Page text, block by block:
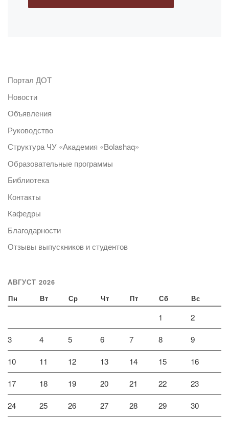
Портал ДОТ
Новости
Объявления
Руководство
Структура ЧУ «Академия «Bolashaq»
Образовательные программы
Библиотека
Контакты
Кафедры
Благодарности
Отзывы выпускников и студентов
АВГУСТ 2026
Пн Вт Ср Чт Пт Сб Вс
1 2
3 4 5 6 7 8 9
10 11 12 13 14 15 16
17 18 19 20 21 22 23
24 25 26 27 28 29 30